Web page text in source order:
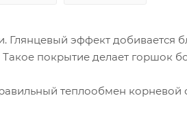
Глянцевый эффект добивается
Такое покрытие делает горшок
теплообмен корневой